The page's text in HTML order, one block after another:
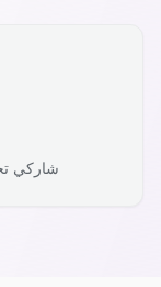
شاركي